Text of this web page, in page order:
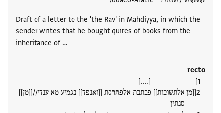
Draft of a letter to the 'the Rav' in Mahdiyya, in which the
sender writes that he bought quires of books from the
inheritance of …
recto
[ ]....[
[[מן אלתשובות]] פכתבת אלפהרסת [[ואנפד]] בגמיע מא ענדי//[[מן]]
סנתין